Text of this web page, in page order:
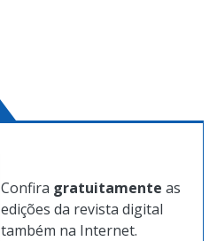
Confira gratuitamente
edições da revista digital